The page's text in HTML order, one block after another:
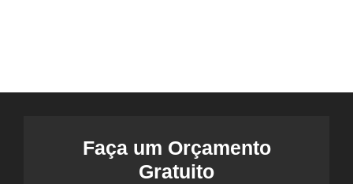
Faça um Orçamento
Gratuito